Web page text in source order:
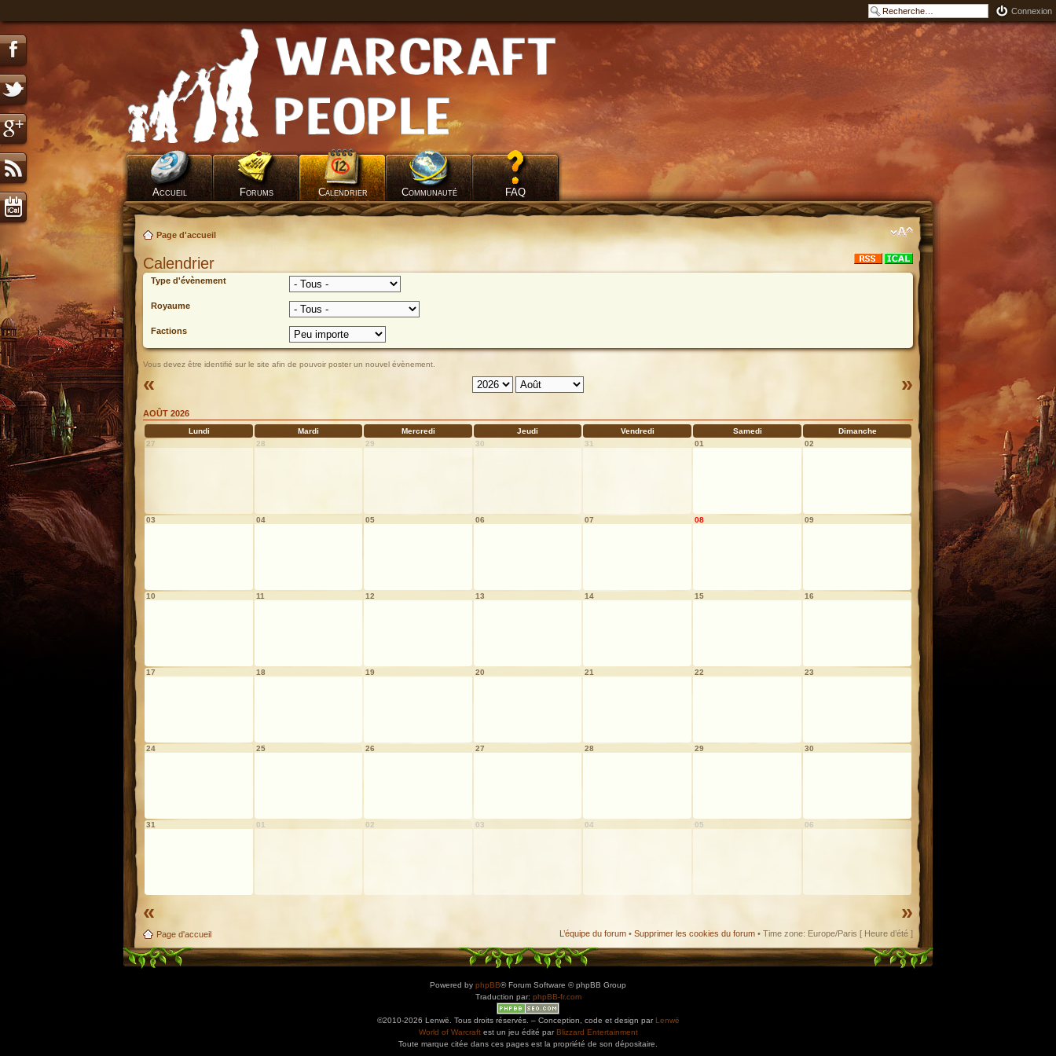
Connexion
Accueil Forums Calendrier Communauté FAQ
Page d'accueil
Calendrier
Type d'évènement
Royaume
Factions
Vous devez être identifié sur le site afin de pouvoir poster un nouvel évènement.
« »
AOÛT 2026
Lundi Mardi Mercredi Jeudi Vendredi Samedi
Dimanche
27
28 29 30 31 01 02
03 04 05 06 07 08 09
10 11 12 13 14 15 16
17 18 19 20 21 22 23
24 25 26 27 28 29 30
31 01 02 03 04 05 06
« »
Page d'accueil L’équipe du forum • Supprimer les cookies du forum • Time zone: Europe/Paris [ Heure d’été ]
Powered by phpBB® Forum Software © phpBB Group
Traduction par: phpBB-fr.com
©2010-2026 Lenwë. Tous droits réservés. – Conception, code et design par Lenwë
World of Warcraftest un jeu édité par Blizzard Entertainment
Toute marque citée dans ces pages est la propriété de son dépositaire.